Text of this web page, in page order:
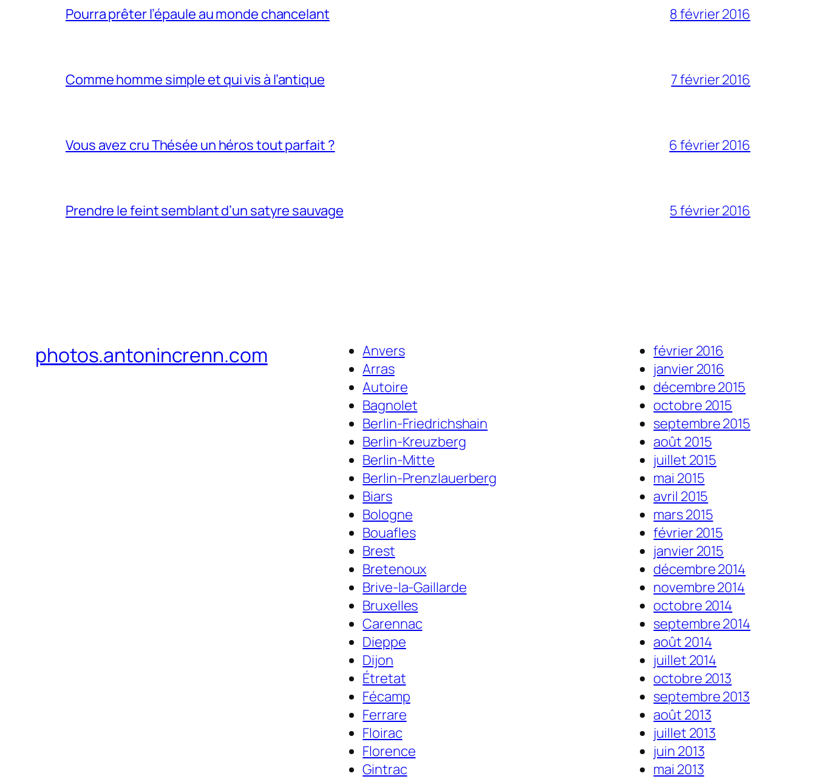
Pourra prêter l’épaule au monde chancelant 8 février 2016
Comme homme simple et qui vis à l’antique 7 février 2016
Vous avez cru Thésée un héros tout parfait ? 6 février 2016
Prendre le feint semblant d’un satyre sauvage 5 février 2016
photos.antonincrenn.com
Anvers
Arras
Autoire
Bagnolet
Berlin-Friedrichshain
Berlin-Kreuzberg
Berlin-Mitte
Berlin-Prenzlauerberg
Biars
Bologne
Bouafles
Brest
Bretenoux
Brive-la-Gaillarde
Bruxelles
Carennac
Dieppe
Dijon
Étretat
Fécamp
Ferrare
Floirac
Florence
Gintrac
février 2016
janvier 2016
décembre 2015
octobre 2015
septembre 2015
août 2015
juillet 2015
mai 2015
avril 2015
mars 2015
février 2015
janvier 2015
décembre 2014
novembre 2014
octobre 2014
septembre 2014
août 2014
juillet 2014
octobre 2013
septembre 2013
août 2013
juillet 2013
juin 2013
mai 2013